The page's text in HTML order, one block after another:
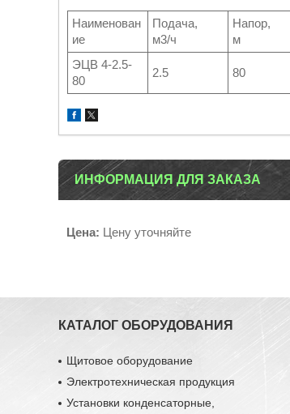
Наименован
ие
Подача,
м3/ч
Напор,
м
ЭЦВ 4-2.5-
80
2.5 80
ИНФОРМАЦИЯ ДЛЯ ЗАКАЗА
Цена: Цену уточняйте
КАТАЛОГ ОБОРУДОВАНИЯ
Щитовое оборудование
Электротехническая продукция
Установки конденсаторные,